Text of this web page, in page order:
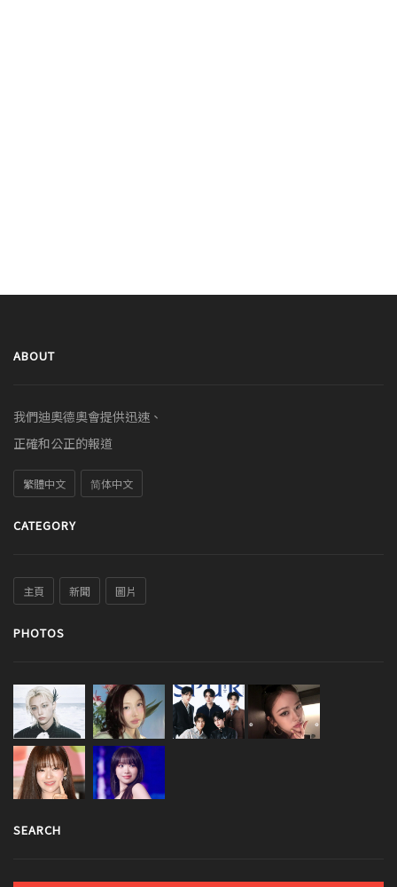
ABOUT
我們迪奧德奧會提供迅速、
正確和公正的報道
繁體中文 简体中文
CATEGORY
主頁 新聞 圖片
PHOTOS
SEARCH